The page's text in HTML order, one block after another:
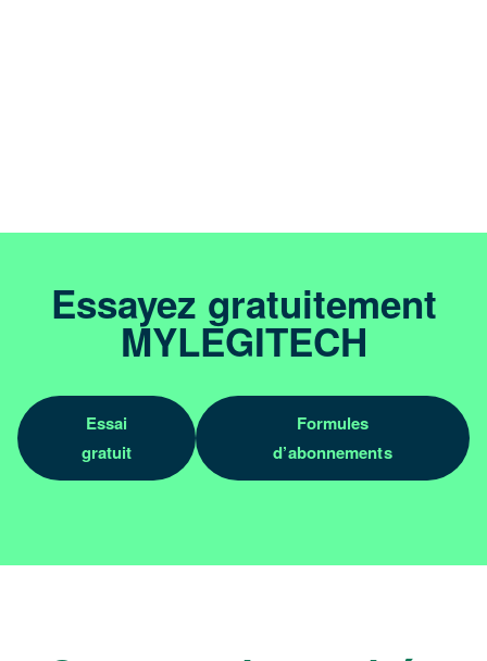
Essayez gratuitement
MYLEGITECH
Essai
gratuit
Formules
d’abonnements